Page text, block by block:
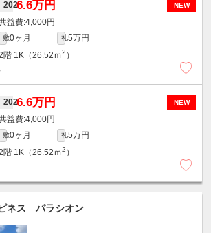
NEW
2026.6万円
4,000円
敷0ヶ月 礼5万円
階 1K（26.52ｍ2 ）
NEW
2026.6万円
4,000円
敷0ヶ月 礼5万円
階 1K（26.52ｍ2 ）
ネス パラシオン